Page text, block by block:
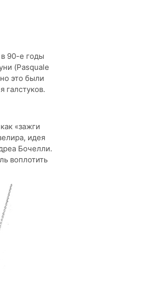
90-е годы
(Pasquale
это были
галстуков.
«зажги
идея
Бочелли.
воплотить